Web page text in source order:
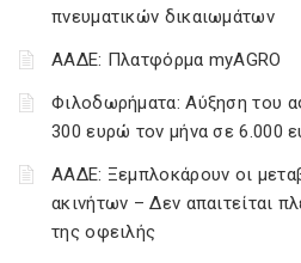
πνευματικών δικαιωμάτων
ΑΑΔΕ: Πλατφόρμα myAGRO
Φιλοδωρήματα: Αύξηση του
300 ευρώ τον μήνα σε 6.000
ΑΑΔΕ: Ξεμπλοκάρουν οι
ακινήτων – Δεν απαιτείται
της οφειλής